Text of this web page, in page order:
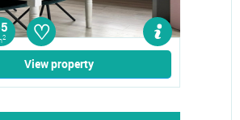
2 ♡
View property